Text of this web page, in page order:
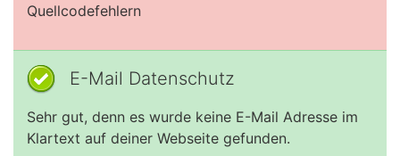
Quellcodefehlern
E-Mail Datenschutz
Sehr gut, denn es wurde keine E-Mail Adresse im
Klartext auf deiner Webseite gefunden.